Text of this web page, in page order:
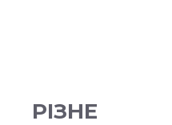
РІЗНЕ